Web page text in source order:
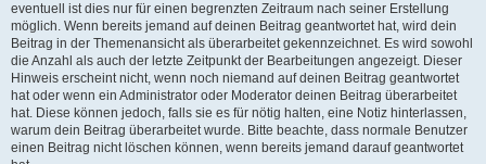
eventuell ist dies nur für einen begrenzten Zeitraum nach seiner Erstellung
möglich. Wenn bereits jemand auf deinen Beitrag geantwortet hat, wird dein
Beitrag in der Themenansicht als überarbeitet gekennzeichnet. Es wird sowohl
die Anzahl als auch der letzte Zeitpunkt der Bearbeitungen angezeigt. Dieser
Hinweis erscheint nicht, wenn noch niemand auf deinen Beitrag geantwortet
hat oder wenn ein Administrator oder Moderator deinen Beitrag überarbeitet
hat. Diese können jedoch, falls sie es für nötig halten, eine Notiz hinterlassen,
warum dein Beitrag überarbeitet wurde. Bitte beachte, dass normale Benutzer
einen Beitrag nicht löschen können, wenn bereits jemand darauf geantwortet